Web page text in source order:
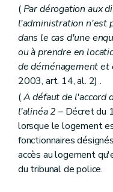
(Par dérogation aux
l'administration n'est
dans le cas d'une
ou à prendre en
de déménagement et
2003, art. 14, al. 2) .
(A défaut de l'accord
l'alinéa 2 – Décret du
lorsque le logement
fonctionnaires
accès au logement
du tribunal de police.